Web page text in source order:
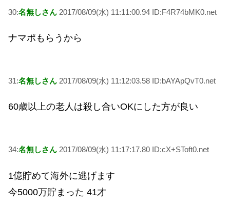
30:名無しさん 2017/08/09(水) 11:11:00.94 ID:F4R74bMK0.net
ナマポもらうから
31:名無しさん 2017/08/09(水) 11:12:03.58 ID:bAYApQvT0.net
60歳以上の老人は殺し合いOKにした方が良い
34:名無しさん 2017/08/09(水) 11:17:17.80 ID:cX+SToft0.net
1億貯めて海外に逃げます
今5000万貯まった 41才